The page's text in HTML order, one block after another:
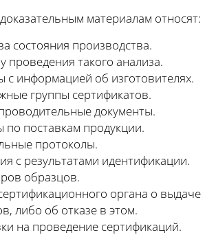
материалам относят:
состояния производства.
проведения такого анализа.
с информацией об изготовителях.
группы сертификатов.
документы.
по поставкам продукции.
протоколы.
с результатами идентификации.
образцов.
органа о выдаче
либо об отказе в этом.
на проведение сертификаций.